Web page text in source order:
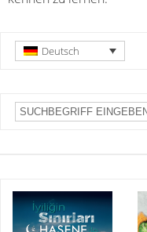
Deutsch